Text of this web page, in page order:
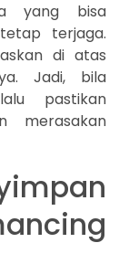
yang bisa
terjaga.
di atas
Jadi, bila
pastikan
merasakan